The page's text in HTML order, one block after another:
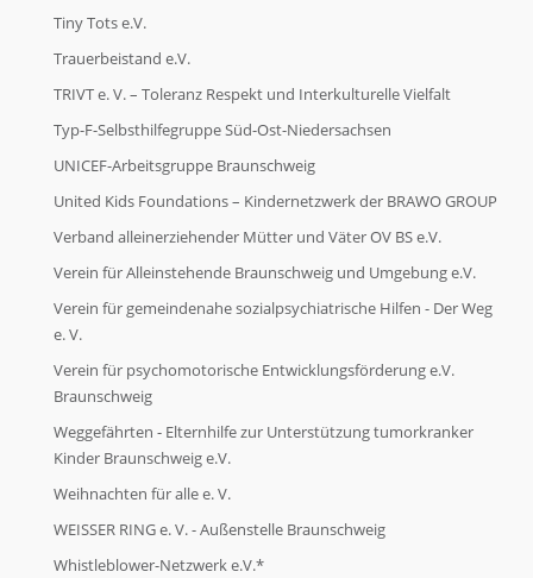
Tiny Tots e.V.
Trauerbeistand e.V.
TRIVT e. V. – Toleranz Respekt und Interkulturelle Vielfalt
Typ-F-Selbsthilfegruppe Süd-Ost-Niedersachsen
UNICEF-Arbeitsgruppe Braunschweig
United Kids Foundations – Kindernetzwerk der BRAWO GROUP
Verband alleinerziehender Mütter und Väter OV BS e.V.
Verein für Alleinstehende Braunschweig und Umgebung e.V.
Verein für gemeindenahe sozialpsychiatrische Hilfen - Der Weg
e. V.
Verein für psychomotorische Entwicklungsförderung e.V.
Braunschweig
Weggefährten - Elternhilfe zur Unterstützung tumorkranker
Kinder Braunschweig e.V.
Weihnachten für alle e. V.
WEISSER RING e. V. - Außenstelle Braunschweig
Whistleblower-Netzwerk e.V.*